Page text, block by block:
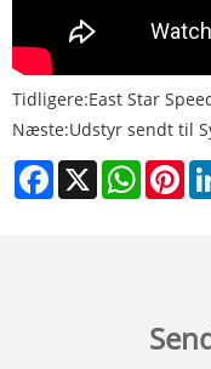
Tidligere:East Star
Næste:Udstyr sendt til
Facebook
X